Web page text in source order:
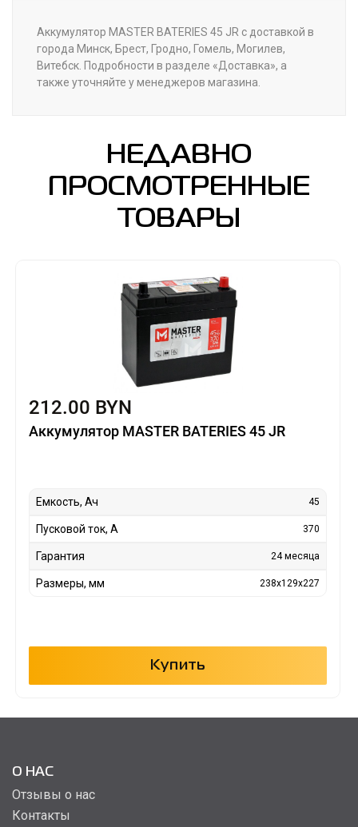
Аккумулятор MASTER BATERIES 45 JR с доставкой в
города Минск, Брест, Гродно, Гомель, Могилев,
Витебск. Подробности в разделе «Доставка», а
также уточняйте у менеджеров магазина.
НЕДАВНО
ПРОСМОТРЕННЫЕ
ТОВАРЫ
212.00 BYN
Аккумулятор MASTER BATERIES 45 JR
Емкость, Ач 45
Пусковой ток, А 370
Гарантия 24 месяца
Размеры, мм 238x129x227
Купить
О НАС
Отзывы о нас
Контакты